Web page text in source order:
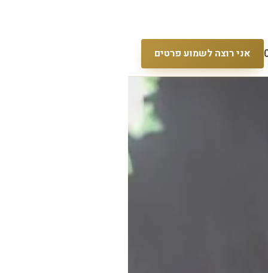
אני רוצה לשמוע פרטים